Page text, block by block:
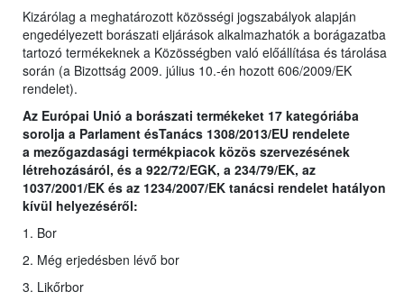
Kizárólag a meghatározott közösségi jogszabályok alapján
engedélyezett borászati eljárások alkalmazhatók a borágazatba
tartozó termékeknek a Közösségben való előállítása és tárolása
során (a Bizottság 2009. július 10.-én hozott 606/2009/EK
rendelet).
Az Európai Unió a borászati termékeket 17 kategóriába
sorolja a Parlament ésTanács 1308/2013/EU rendelete
a mezőgazdasági termékpiacok közös szervezésének
létrehozásáról, és a 922/72/EGK, a 234/79/EK, az
1037/2001/EK és az 1234/2007/EK tanácsi rendelet hatályon
kívül helyezéséről:
1. Bor
2. Még erjedésben lévő bor
3. Likőrbor